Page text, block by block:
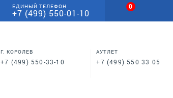
ЕДИНЫЙ ТЕЛЕФОН
+7 (499) 550-01-10
0
Г. КОРОЛЕВ
+7 (499) 550-33-10
АУТЛЕТ
+7 (499) 550 33 05